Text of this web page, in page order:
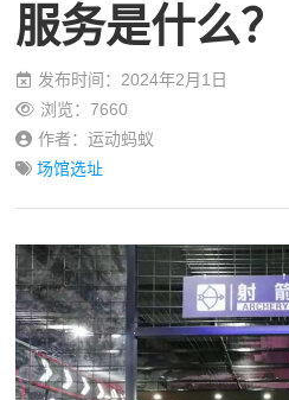
服务是什么？
发布时间：2024年2月1日
浏览：7660
作者：运动蚂蚁
场馆选址